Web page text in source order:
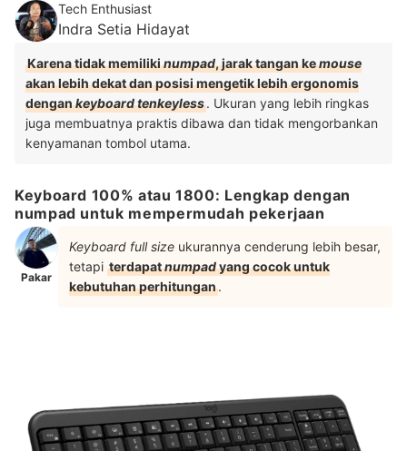
Tech Enthusiast
Indra Setia Hidayat
Karena tidak memilikinumpad, jarak tangan kemouse
akan lebih dekat dan posisi mengetik lebih ergonomis
dengankeyboard tenkeyless. Ukuran yang lebih ringkas
juga membuatnya praktis dibawa dan tidak mengorbankan
kenyamanan tombol utama.
Keyboard 100% atau 1800: Lengkap dengan
numpad untuk mempermudah pekerjaan
Pakar
Keyboard full size ukurannya cenderung lebih besar,
tetapi terdapatnumpadyang cocok untuk
kebutuhan perhitungan.